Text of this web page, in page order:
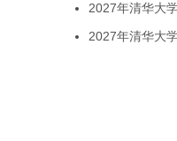
2027年清华大
2027年清华大